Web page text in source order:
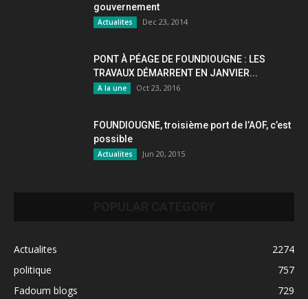
gouvernement
Actualites Dec 23, 2014
PONT À PÉAGE DE FOUNDIOUGNE : LES
TRAVAUX DÉMARRENT EN JANVIER...
A la une Oct 23, 2016
FOUNDIOUGNE, troisième port de l’AOF, c’est
possible
Actualites Jun 20, 2015
Actualites
2274
politique
757
Fadoum blogs
729